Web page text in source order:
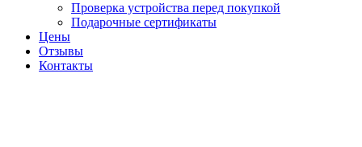
Проверка устройства перед покупкой
Подарочные сертификаты
Цены
Отзывы
Контакты